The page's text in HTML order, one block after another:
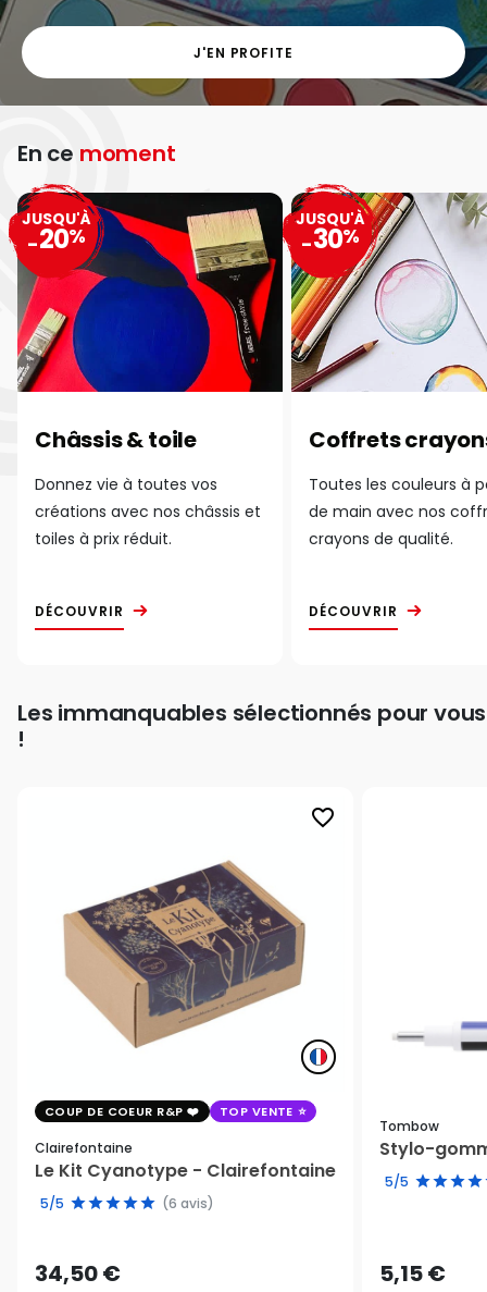
J'EN PROFITE
En ce moment
Châssis & toile
Donnez vie à toutes vos
créations avec nos châssis et
toiles à prix réduit.
DÉCOUVRIR
JUSQU'À
-20%
Coffrets
Toutes les couleurs à
de main avec nos
crayons de qualité.
DÉCOUVRIR
JUSQU'À
-30%
Les immanquables sélectionnés pour vous
!
favorite_border
COUP DE COEUR R&P TOP VENTE
Clairefontaine
Le Kit Cyanotype - Clairefontaine
5/5 (6 avis)
34,50 €
Tombow
Stylo-
5/5
5,15 €